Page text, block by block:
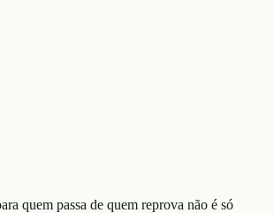
quem passa de quem reprova não é só